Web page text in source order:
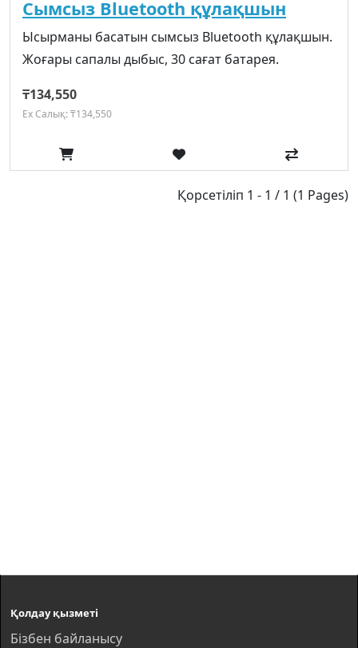
Сымсыз Bluetooth құлақшын
Ысырманы басатын сымсыз Bluetooth құлақшын.
Жоғары сапалы дыбыс, 30 сағат батарея.
₸134,550
Ex Салық: ₸134,550
Қорсетіліп 1 - 1 / 1 (1 Pages)
Қолдау қызметі
Бізбен байланысу